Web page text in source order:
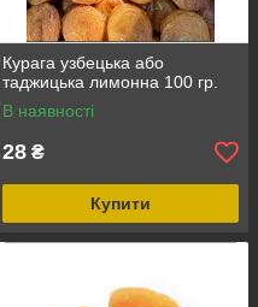
Курага узбецька або
таджицька лимонна 100 гр.
В наявності
28 ₴
Купити